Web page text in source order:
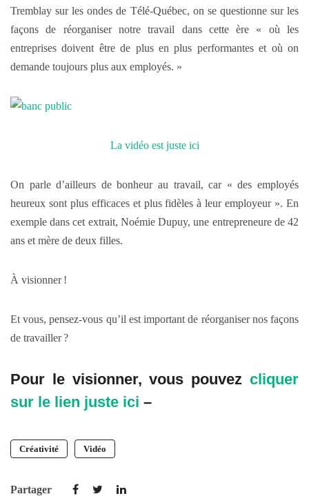
Tremblay sur les ondes de Télé-Québec, on se questionne sur les
façons de réorganiser notre travail dans cette ère « où les
entreprises doivent être de plus en plus performantes et où on
demande toujours plus aux employés. »
La vidéo est juste ici
On parle d’ailleurs de bonheur au travail, car « des employés
heureux sont plus efficaces et plus fidèles à leur employeur ». En
exemple dans cet extrait, Noémie Dupuy, une entrepreneure de 42
ans et mère de deux filles.
À visionner !
Et vous, pensez-vous qu’il est important de réorganiser nos façons
de travailler ?
Pour le visionner, vous pouvez cliquer
sur le lien juste ici –
Créativité Vidéo
Partager